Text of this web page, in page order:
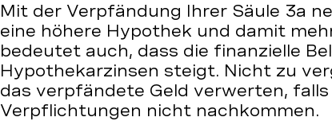
Mit der Verpfändung Ihrer Säule 3a
eine höhere Hypothek und damit
bedeutet auch, dass die finanzielle
Hypothekarzinsen steigt. Nicht zu
das verpfändete Geld verwerten,
Verpflichtungen nicht nachkommen.